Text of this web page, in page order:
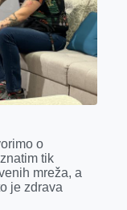
o
tik
mreža, a
je zdrava